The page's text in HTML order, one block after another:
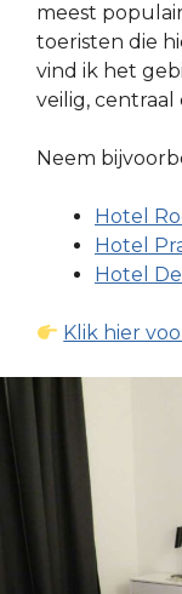
meest
toeristen die
vind ik het
veilig,
Neem
Hotel
Hotel
Hotel
Klik hier